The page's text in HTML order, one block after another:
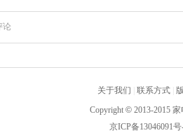
关于我们 联系方式
Copyright © 2013-2015
京ICP备13046091号